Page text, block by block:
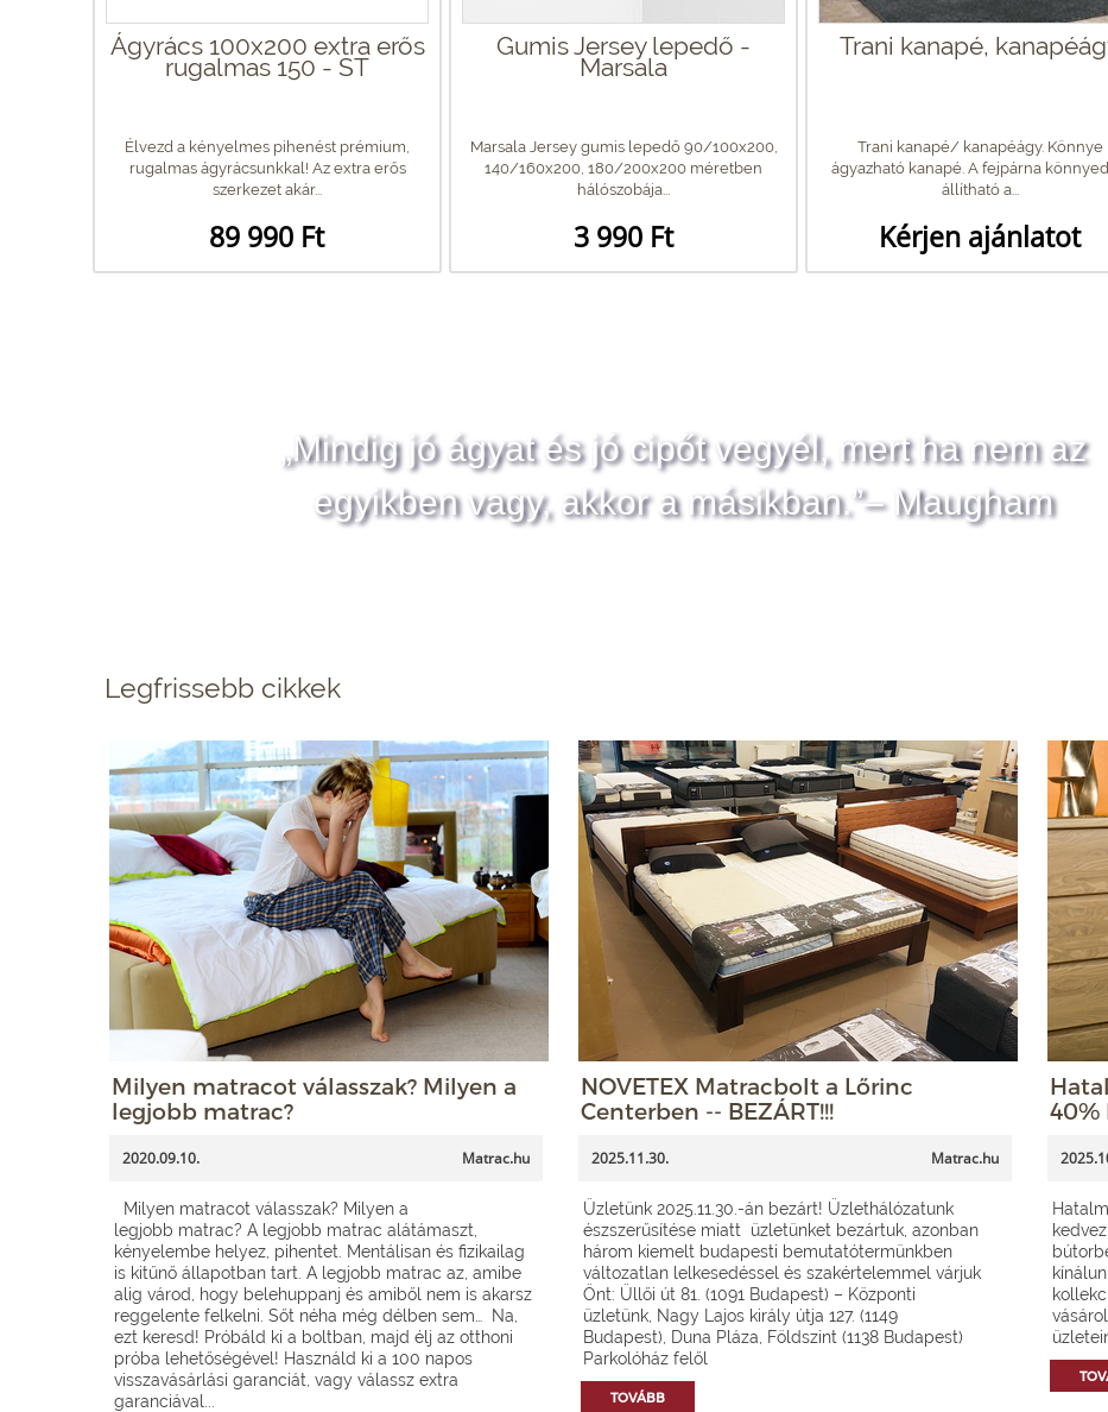
Ágyrács 100x200 extra erős
rugalmas 150 - ST
Élvezd a kényelmes pihenést prémium,
rugalmas ágyrácsunkkal! Az extra erős
szerkezet akár...
89 990 Ft
Gumis Jersey lepedő -
Marsala
Marsala Jersey gumis lepedő 90/100x200,
140/160x200, 180/200x200 méretben
hálószobája...
3 990 Ft
Trani kanapé,
Trani kanapé/ kanapéágy. Könnye
ágyazható kanapé. A fejpárna
állítható a...
Kérjen ajánlatot
„Mindig jó ágyat és jó cipőt vegyél, mert ha nem az
egyikben vagy, akkor a másikban.”– Maugham
Legfrissebb cikkek
Milyen matracot válasszak? Milyen a
legjobb matrac?
2020.09.10. Matrac.hu
Milyen matracot válasszak? Milyen a
legjobb matrac? A legjobb matrac alátámaszt,
kényelembe helyez, pihentet. Mentálisan és fizikailag
is kitűnő állapotban tart. A legjobb matrac az, amibe
alig várod, hogy belehuppanj és amiből nem is akarsz
reggelente felkelni. Sőt néha még délben sem… Na,
ezt keresd! Próbáld ki a boltban, majd élj az otthoni
próba lehetőségével! Használd ki a 100 napos
visszavásárlási garanciát, vagy válassz extra
garanciával...
NOVETEX Matracbolt a Lőrinc
Centerben -- BEZÁRT!!!
2025.11.30. Matrac.hu
Üzletünk 2025.11.30.-án bezárt! Üzlethálózatunk
észszerűsítése miatt üzletünket bezártuk, azonban
három kiemelt budapesti bemutatótermünkben
változatlan lelkesedéssel és szakértelemmel várjuk
Önt: Üllői út 81. (1091 Budapest) – Központi
üzletünk, Nagy Lajos király útja 127. (1149
Budapest), Duna Pláza, Földszint (1138 Budapest)
Parkolóház felől
TOVÁBB
40%